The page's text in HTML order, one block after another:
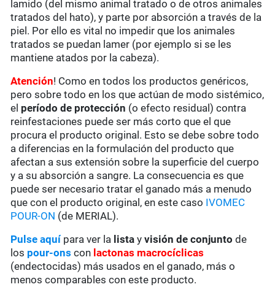
lamido (del mismo animal tratado o de otros animales
tratados del hato), y parte por absorción a través de la
piel. Por ello es vital no impedir que los animales
tratados se puedan lamer (por ejemplo si se les
mantiene atados por la cabeza).
Atención! Como en todos los productos genéricos,
pero sobre todo en los que actúan de modo sistémico,
el período de protección (o efecto residual) contra
reinfestaciones puede ser más corto que el que
procura el producto original. Esto se debe sobre todo
a diferencias en la formulación del producto que
afectan a sus extensión sobre la superficie del cuerpo
y a su absorción a sangre. La consecuencia es que
puede ser necesario tratar el ganado más a menudo
que con el producto original, en este caso IVOMEC
POUR-ON (de MERIAL).
Pulse aquí para ver la lista yvisión de conjunto de
los pour-ons con lactonas macrocíclicas
(endectocidas) más usados en el ganado, más o
menos comparables con este producto.